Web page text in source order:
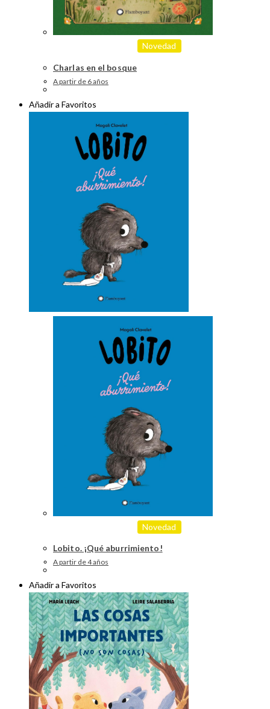
Novedad
Charlas en el bosque
A partir de 6 años
Añadir a Favoritos
Novedad
Lobito. ¡Qué aburrimiento!
A partir de 4 años
Añadir a Favoritos